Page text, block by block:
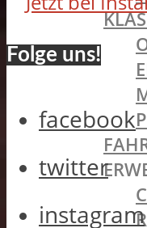
Folge uns!
facebook
twitter
instagram